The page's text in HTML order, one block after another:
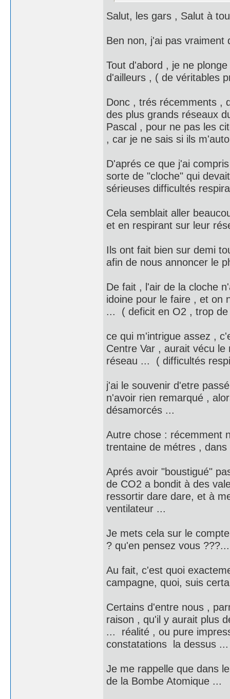
Salut, les gars , Salut à
Ben non, j'ai pas vraiment
Tout d'abord , je ne
d'ailleurs , ( de véritables
Donc , trés récemments ,
des plus grands réseaux
Pascal , pour ne pas les
, car je ne sais si ils
D'aprés ce que j'ai
sorte de "cloche" qui
sérieuses difficultés
Cela semblait aller
et en respirant sur leur
Ils ont fait bien sur demi
afin de nous annoncer le
De fait , l'air de la cloche
idoine pour le faire , et on
... ( deficit en O2 , trop
ce qui m'intrigue assez ,
Centre Var , aurait vécu
réseau ... ( difficultés
j'ai le souvenir d'etre
n'avoir rien remarqué ,
désamorcés ...
Autre chose : récemment
trentaine de métres ,
Aprés avoir "boustigué"
de CO2 a bondit à des
ressortir dare dare, et à
ventilateur ...
Je mets cela sur le
? qu'en pensez vous ???...
Au fait, c'est quoi
campagne, quoi, suis
Certains d'entre nous ,
raison , qu'il y aurait plus
... réalité , ou pure
constatations la dessus ...
Je me rappelle que dans
de la Bombe Atomique ...